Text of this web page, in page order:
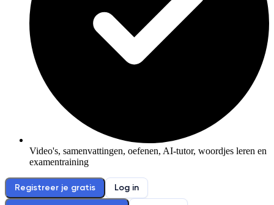
Video's, samenvattingen, oefenen, AI-tutor, woordjes leren en
examentraining
Registreer je gratis Log in